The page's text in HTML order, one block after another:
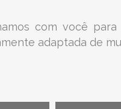
com você
adaptada de